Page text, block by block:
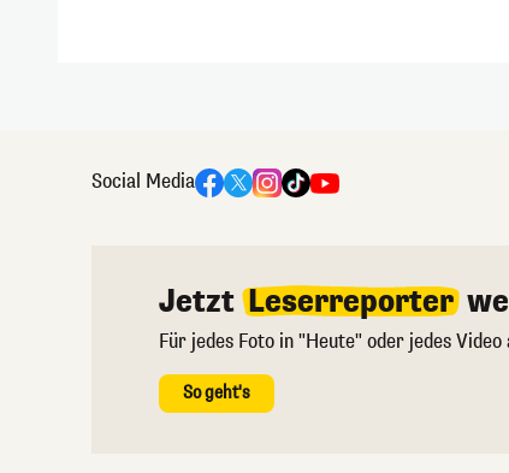
Social Media
Jetzt Leserreporter
Für jedes Foto in "Heute" oder jedes
So geht's